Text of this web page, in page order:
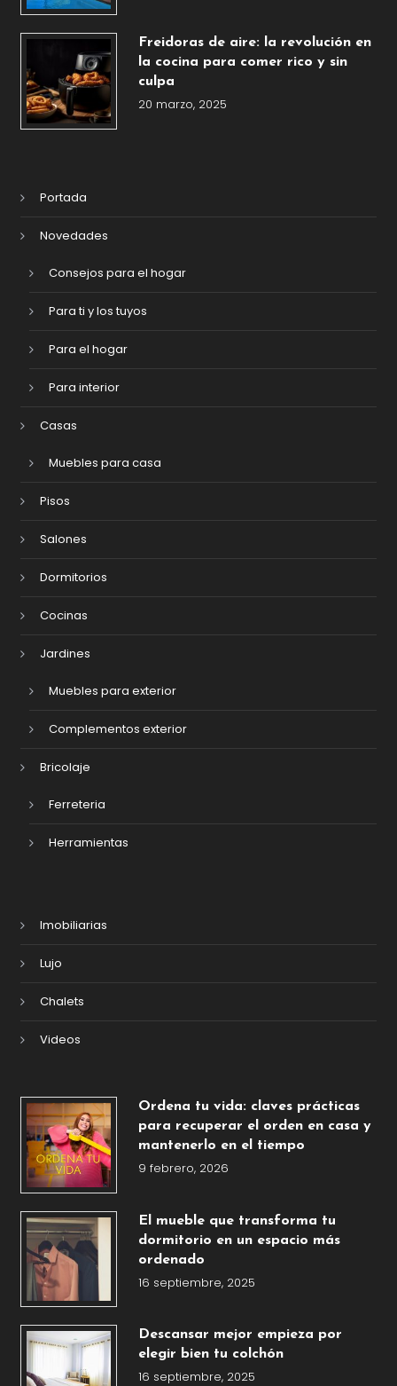
Freidoras de aire: la revolución en
la cocina para comer rico y sin
culpa
20 marzo, 2025
Portada
Novedades
Consejos para el hogar
Para ti y los tuyos
Para el hogar
Para interior
Casas
Muebles para casa
Pisos
Salones
Dormitorios
Cocinas
Jardines
Muebles para exterior
Complementos exterior
Bricolaje
Ferreteria
Herramientas
Imobiliarias
Lujo
Chalets
Videos
Ordena tu vida: claves prácticas
para recuperar el orden en casa y
mantenerlo en el tiempo
9 febrero, 2026
El mueble que transforma tu
dormitorio en un espacio más
ordenado
16 septiembre, 2025
Descansar mejor empieza por
elegir bien tu colchón
16 septiembre, 2025